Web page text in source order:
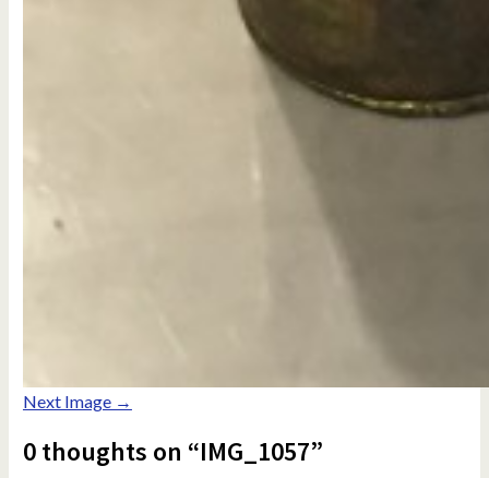
Next Image →
0 thoughts on “IMG_1057”